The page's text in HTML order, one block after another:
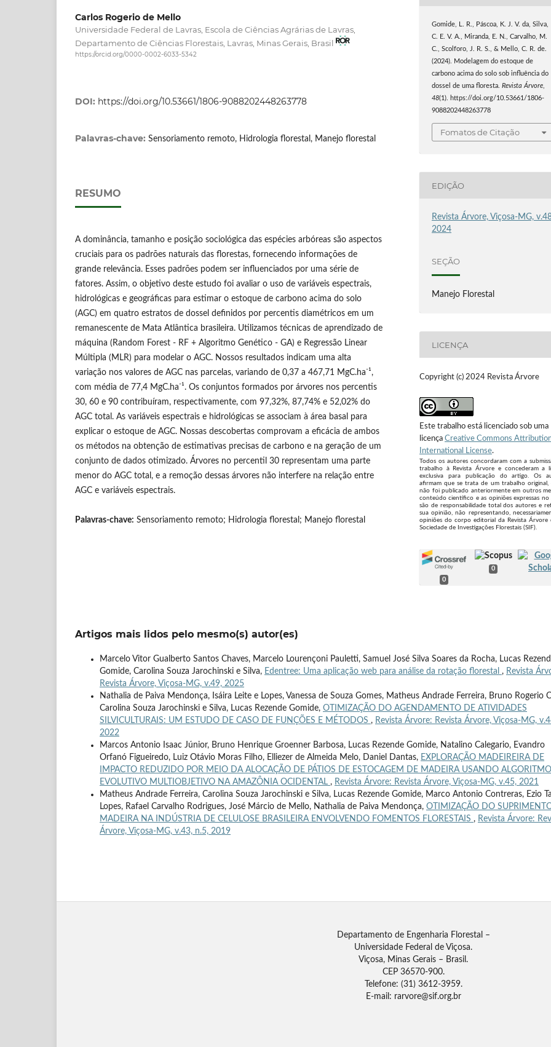
Carlos Rogerio de Mello
Universidade Federal de Lavras, Escola de Ciências Agrárias de Lavras,
Departamento de Ciências Florestais, Lavras, Minas Gerais, Brasil
https://orcid.org/0000-0002-6033-5342
DOI: https://doi.org/10.53661/1806-9088202448263778
Palavras-chave: Sensoriamento remoto, Hidrologia florestal, Manejo florestal
RESUMO
A dominância, tamanho e posição sociológica das espécies arbóreas são aspectos
cruciais para os padrões naturais das florestas, fornecendo informações de
grande relevância. Esses padrões podem ser influenciados por uma série de
fatores. Assim, o objetivo deste estudo foi avaliar o uso de variáveis espectrais,
hidrológicas e geográficas para estimar o estoque de carbono acima do solo
(AGC) em quatro estratos de dossel definidos por percentis diamétricos em um
remanescente de Mata Atlântica brasileira. Utilizamos técnicas de aprendizado de
máquina (Random Forest - RF + Algoritmo Genético - GA) e Regressão Linear
Múltipla (MLR) para modelar o AGC. Nossos resultados indicam uma alta
variação nos valores de AGC nas parcelas, variando de 0,37 a 467,71 MgC.ha-¹,
com média de 77,4 MgC.ha-¹. Os conjuntos formados por árvores nos percentis
30, 60 e 90 contribuíram, respectivamente, com 97,32%, 87,74% e 52,02% do
AGC total. As variáveis espectrais e hidrológicas se associam à área basal para
explicar o estoque de AGC. Nossas descobertas comprovam a eficácia de ambos
os métodos na obtenção de estimativas precisas de carbono e na geração de um
conjunto de dados otimizado. Árvores no percentil 30 representam uma parte
menor do AGC total, e a remoção dessas árvores não interfere na relação entre
AGC e variáveis espectrais.
Palavras-chave: Sensoriamento remoto; Hidrologia florestal; Manejo florestal
Gomide, L. R., Páscoa, K. J. V. da, Silva,
C. E. V. A., Miranda, E. N., Carvalho, M.
C., Scolforo, J. R. S., & Mello, C. R. de.
(2024). Modelagem do estoque de
carbono acima do solo sob influência do
dossel de uma floresta.Revista Árvore
48(1). https://doi.org/10.53661/1806-
9088202448263778
Fomatos de Citação
EDIÇÃO
Revista Árvore, Viçosa-MG,
2024
SEÇÃO
Manejo Florestal
LICENÇA
Copyright (c) 2024 Revista Árvore
Este trabalho está licenciado sob uma
licença Creative Commons
International License.
Todos os autores concordaram com a
trabalho à Revista Árvore e concederam a
exclusiva para publicação do artigo. Os
afirmam que se trata de um trabalho original,
não foi publicado anteriormente em outros
conteúdo científico e as opiniões expressas no
são de responsabilidade total dos autores e
sua opinião, não representando,
opiniões do corpo editorial da Revista Árvore
Sociedade de Investigações Florestais (SIF).
0
0
Artigos mais lidos pelo mesmo(s) autor(es)
Marcelo Vitor Gualberto Santos Chaves, Marcelo Lourençoni Pauletti, Samuel José Silva Soares da Rocha, Lucas
Gomide, Carolina Souza Jarochinski e Silva, Edentree: Uma aplicação web para análise da rotação florestal , Revista
Revista Árvore, Viçosa-MG, v.49, 2025
Nathalia de Paiva Mendonça, Isáira Leite e Lopes, Vanessa de Souza Gomes, Matheus Andrade Ferreira, Bruno Rogerio
Carolina Souza Jarochinski e Silva, Lucas Rezende Gomide, OTIMIZAÇÃO DO AGENDAMENTO DE ATIVIDADES
SILVICULTURAIS: UM ESTUDO DE CASO DE FUNÇÕES E MÉTODOS , Revista Árvore: Revista Árvore, Viçosa-MG,
2022
Marcos Antonio Isaac Júnior, Bruno Henrique Groenner Barbosa, Lucas Rezende Gomide, Natalino Calegario, Evandro
Orfanó Figueiredo, Luiz Otávio Moras Filho, Elliezer de Almeida Melo, Daniel Dantas, EXPLORAÇÃO MADEIREIRA DE
IMPACTO REDUZIDO POR MEIO DA ALOCAÇÃO DE PÁTIOS DE ESTOCAGEM DE MADEIRA USANDO ALGORITMO
EVOLUTIVO MULTIOBJETIVO NA AMAZÔNIA OCIDENTAL , Revista Árvore: Revista Árvore, Viçosa-MG, v.45, 2021
Matheus Andrade Ferreira, Carolina Souza Jarochinski e Silva, Lucas Rezende Gomide, Marco Antonio Contreras, Ezio
Lopes, Rafael Carvalho Rodrigues, José Márcio de Mello, Nathalia de Paiva Mendonça, OTIMIZAÇÃO DO
MADEIRA NA INDÚSTRIA DE CELULOSE BRASILEIRA ENVOLVENDO FOMENTOS FLORESTAIS , Revista Árvore:
Árvore, Viçosa-MG, v.43, n.5, 2019
Departamento de Engenharia Florestal –
Universidade Federal de Viçosa.
Viçosa, Minas Gerais – Brasil.
CEP 36570-900.
Telefone: (31) 3612-3959.
E-mail: rarvore@sif.org.br